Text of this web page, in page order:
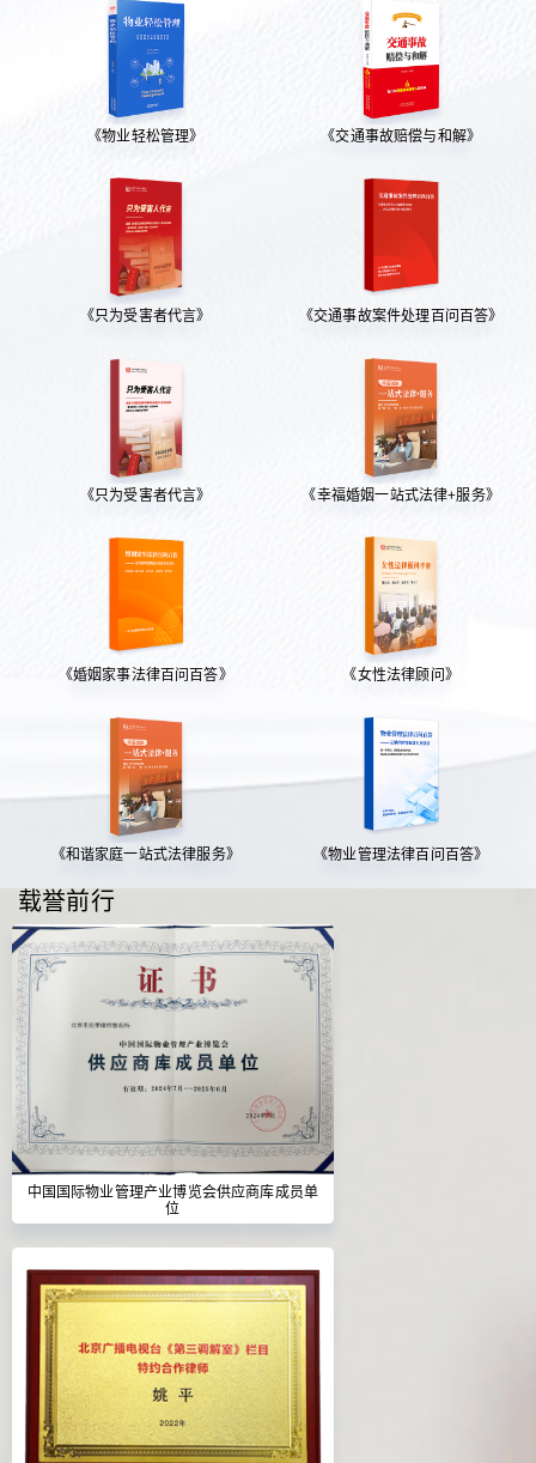
《物业轻松管理》 《交通事故赔偿与和解》
《只为受害者代言》 《交通事故案件处理百问百答》
《只为受害者代言》 《幸福婚姻一站式法律+服务》
《婚姻家事法律百问百答》 《女性法律顾问》
《和谐家庭一站式法律服务》 《物业管理法律百问百答》
载誉前行
中国国际物业管理产业博览会供应商库成员单
位